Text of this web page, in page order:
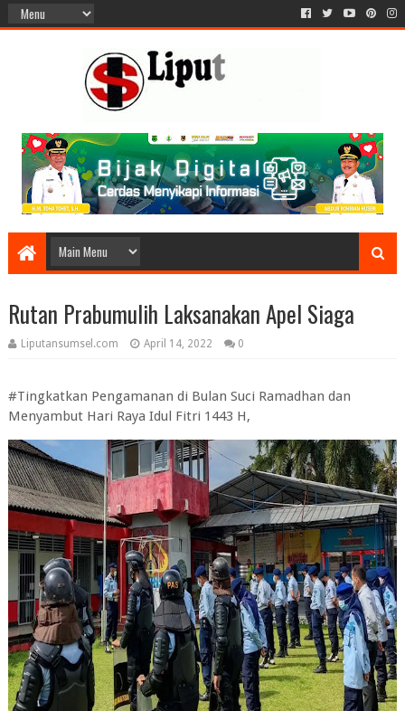
Rutan Prabumulih Laksanakan Apel Siaga
Liputansumsel.com April 14, 2022 0
#Tingkatkan Pengamanan di Bulan Suci Ramadhan dan
Menyambut Hari Raya Idul Fitri 1443 H,